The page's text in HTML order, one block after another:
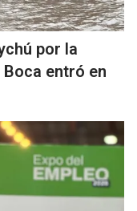
por la
entró en